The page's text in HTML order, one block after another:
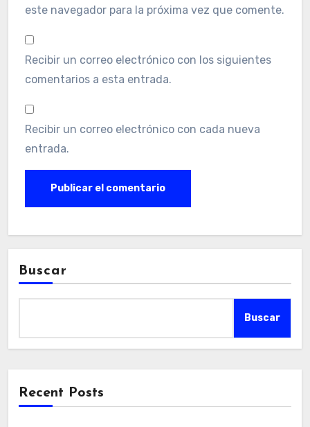
este navegador para la próxima vez que comente.
Recibir un correo electrónico con los siguientes
comentarios a esta entrada.
Recibir un correo electrónico con cada nueva
entrada.
Buscar
Buscar
Recent Posts